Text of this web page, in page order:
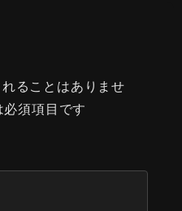
ることはありませ
須項目です